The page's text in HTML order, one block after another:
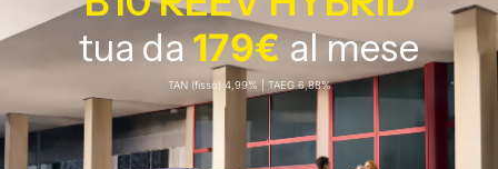
tua da179€al mese
TAN (fisso) 4,99% | TAEG 6,88%